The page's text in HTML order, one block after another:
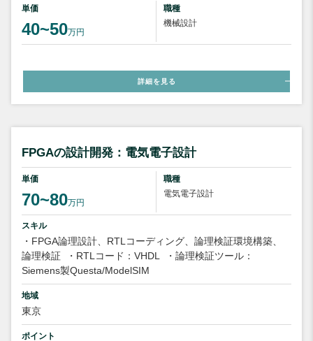
単価
40~50万円
職種
機械設計
詳細を見る
FPGAの設計開発：電気電子設計
単価
70~80万円
職種
電気電子設計
スキル
・FPGA論理設計、RTLコーディング、論理検証環境構築、
論理検証
・RTLコード：VHDL
・論理検証ツール：
Siemens製Questa/ModelSIM
地域
東京
ポイント